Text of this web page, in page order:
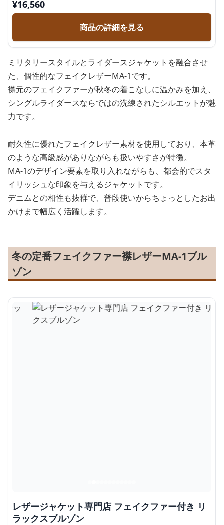
¥16,560
商品の詳細を見る
ミリタリースタイルとライダースジャケットを融合させ
た、個性的なフェイクレザーMA-1です。
襟元のフェイクファーが秋冬の着こなしに温かみを加え、
シングルライダースならではの洗練されたシルエットが魅
力です。
耐久性に優れたフェイクレザー素材を使用しており、本革
のような高級感がありながらも扱いやすさが特徴。
MA-1のデザイン要素を取り入れながらも、都会的でスタ
イリッシュな印象を与えるジャケットです。
デニムとの相性も抜群で、普段使いからちょっとしたお出
かけまで幅広く活躍します。
冬の定番フェイクファー襟レザーMA-1ブル
ゾン
レザージャケット専門店 フェイクファー付き リ
ラックスブルゾン